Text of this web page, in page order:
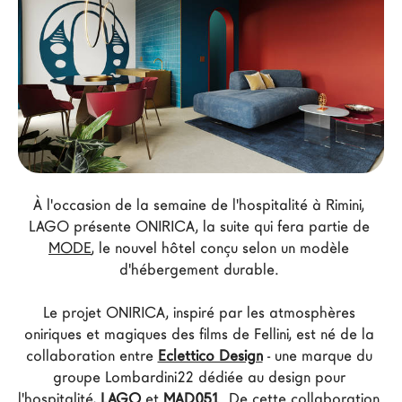
Architectes
LAGO Homes
News
Press
Catalogues
Contacts
Language
À l'occasion de la semaine de l'hospitalité à Rimini,
LAGO présente ONIRICA, la suite qui fera partie de
MODE, le nouvel hôtel conçu selon un modèle
d'hébergement durable.
Le projet ONIRICA, inspiré par les atmosphères
oniriques et magiques des films de Fellini, est né de la
collaboration entre Eclettico Design - une marque du
groupe Lombardini22 dédiée au design pour